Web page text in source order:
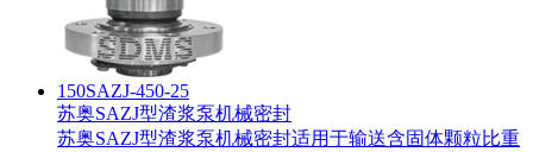
150SAZJ-450-25
苏奥SAZJ型渣浆泵机械密封
苏奥SAZJ型渣浆泵机械密封适用于输送含固体颗粒比重